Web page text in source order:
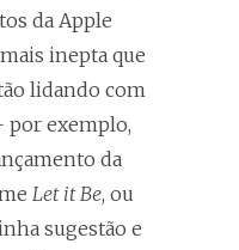
da Apple
inepta que
lidando com
exemplo,
da
Let it Be, ou
sugestão e